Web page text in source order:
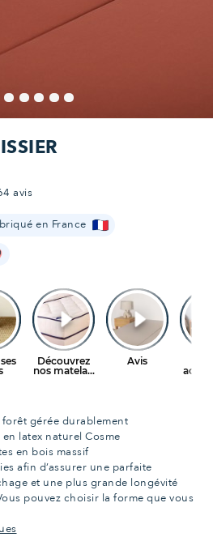
avis
en France
gérée durablement
latex naturel Cosme
en bois massif
afin d’assurer une parfaite
et une plus grande longévité
pouvez choisir la forme que vous